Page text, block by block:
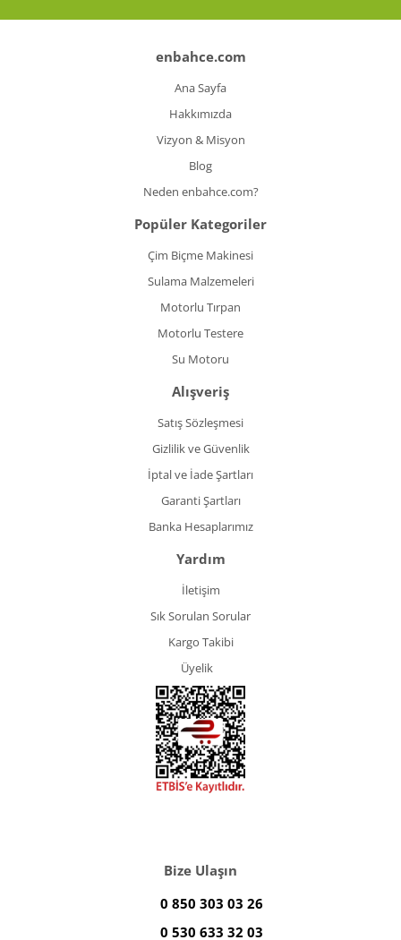
enbahce.com
Ana Sayfa
Hakkımızda
Vizyon & Misyon
Blog
Neden enbahce.com?
Popüler Kategoriler
Çim Biçme Makinesi
Sulama Malzemeleri
Motorlu Tırpan
Motorlu Testere
Su Motoru
Alışveriş
Satış Sözleşmesi
Gizlilik ve Güvenlik
İptal ve İade Şartları
Garanti Şartları
Banka Hesaplarımız
Yardım
İletişim
Sık Sorulan Sorular
Kargo Takibi
Üyelik
Bize Ulaşın
0 850 303 03 26
0 530 633 32 03